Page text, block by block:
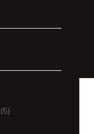
(5)